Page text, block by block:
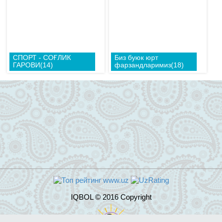
СПОРТ - СОҒЛИК
ГАРОВИ(14)
Биз буюк юрт
фарзандларимиз(18)
IQBOL © 2016 Copyright